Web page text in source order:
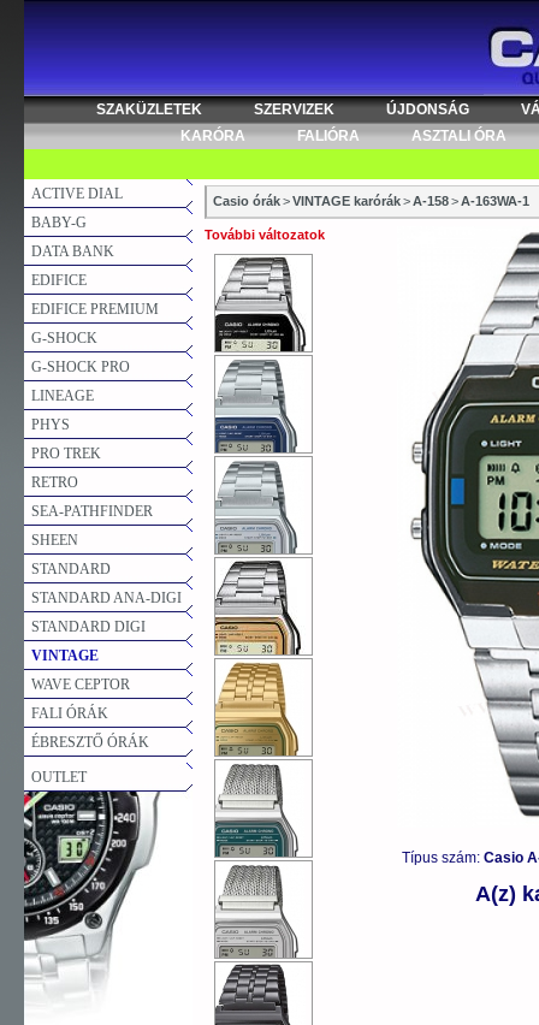
SZAKÜZLETEK SZERVIZEK ÚJDONSÁG
KARÓRA
FALIÓRA ASZTALI ÓRA
ACTIVE DIAL
BABY-G
DATA BANK
EDIFICE
EDIFICE PREMIUM
G-SHOCK
G-SHOCK PRO
LINEAGE
PHYS
PRO TREK
RETRO
SEA-PATHFINDER
SHEEN
STANDARD
STANDARD ANA-DIGI
STANDARD DIGI
VINTAGE
WAVE CEPTOR
FALI ÓRÁK
ÉBRESZTŐ ÓRÁK
OUTLET
Casio órák>VINTAGE karórák>A-158>A-163WA-1
További változatok
Típus szám: Casio
A(z)